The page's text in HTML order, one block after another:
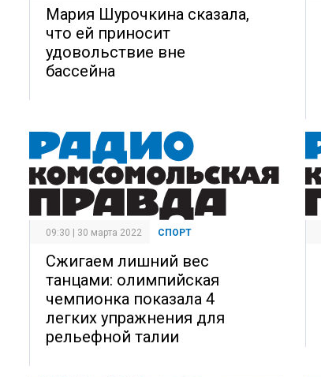
Мария Шурочкина сказала,
что ей приносит
удовольствие вне
бассейна
09:30 | 30 марта 2022 СПОРТ
Сжигаем лишний вес
танцами: олимпийская
чемпионка показала 4
легких упражнения для
рельефной талии